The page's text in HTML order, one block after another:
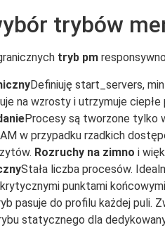
trybów
tryb pm
Definiuję start_servers,
na wzrosty i utrzymuje
Procesy są tworzone tylko
w przypadku rzadkich
Rozruchy na zimno i
Stała liczba procesów.
punktami
pasuje do profilu każdej puli.
statycznego dla